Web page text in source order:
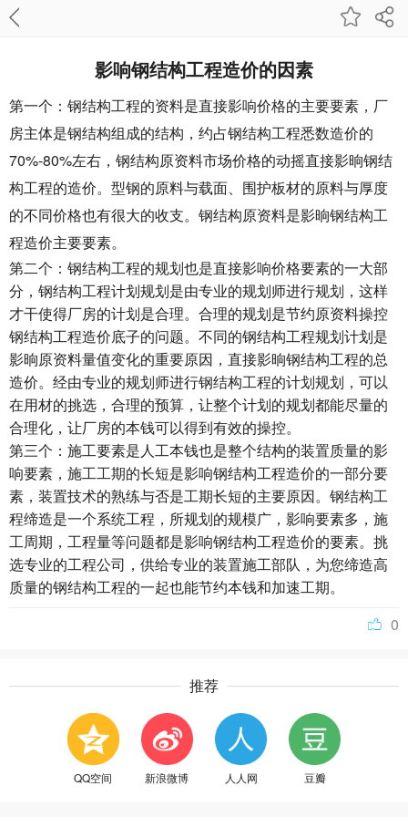
影响钢结构工程造价的因素
第一个：钢结构工程的资料是直接影响价格的主要要素，厂
房主体是钢结构组成的结构，约占钢结构工程悉数造价的
70%-80%左右，钢结构原资料市场价格的动摇直接影晌钢结
构工程的造价。型钢的原料与载面、围护板材的原料与厚度
的不同价格也有很大的收支。钢结构原资料是影晌钢结构工
程造价主要要素。
第二个：钢结构工程的规划也是直接影响价格要素的一大部
分，钢结构工程计划规划是由专业的规划师进行规划，这样
才干使得厂房的计划是合理。合理的规划是节约原资料操控
钢结构工程造价底子的问题。不同的钢结构工程规划计划是
影晌原资料量值变化的重要原因，直接影晌钢结构工程的总
造价。经由专业的规划师进行钢结构工程的计划规划，可以
在用材的挑选，合理的预算，让整个计划的规划都能尽量的
合理化，让厂房的本钱可以得到有效的操控。
第三个：施工要素是人工本钱也是整个结构的装置质量的影
响要素，施工工期的长短是影响钢结构工程造价的一部分要
素，装置技术的熟练与否是工期长短的主要原因。钢结构工
程缔造是一个系统工程，所规划的规模广，影响要素多，施
工周期，工程量等问题都是影响钢结构工程造价的要素。挑
选专业的工程公司，供给专业的装置施工部队，为您缔造高
质量的钢结构工程的一起也能节约本钱和加速工期。
0
推荐
QQ空间 新浪微博 人人网 豆瓣